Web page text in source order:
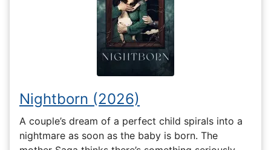
Nightborn (2026)
A couple’s dream of a perfect child spirals into a
nightmare as soon as the baby is born. The